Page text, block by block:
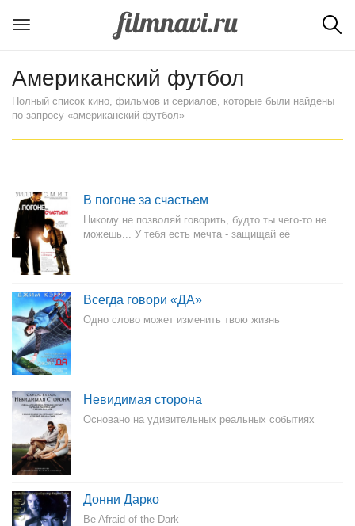
Американский футбол
Полный список кино, фильмов и сериалов, которые были найдены
по запросу «американский футбол»
В погоне за счастьем
Никому не позволяй говорить, будто ты чего-то не
можешь... У тебя есть мечта - защищай её
Всегда говори «ДА»
Одно слово может изменить твою жизнь
Невидимая сторона
Основано на удивительных реальных событиях
Донни Дарко
Be Afraid of the Dark